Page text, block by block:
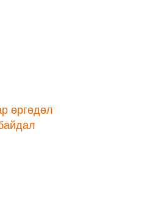
өргөдөл